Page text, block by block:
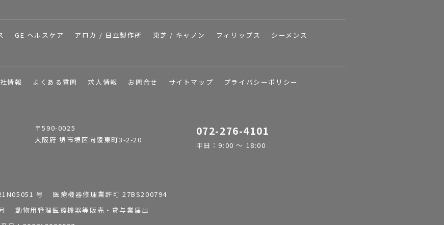
GE ヘルスケア アロカ / 日立製作所 東芝 / キャノン フィリップス
シーメンス
情報 よくある質問 求人情報 お問合せ サイトマップ プライバシーポリシー
〒590-0025
大阪府 堺市堺区向陵東町3-2-20
072-276-4101
平日：9:00 ～ 18:00
号 医療機器修理業許可 27BS200794
動物用管理医療機器等販売・貸与業届出